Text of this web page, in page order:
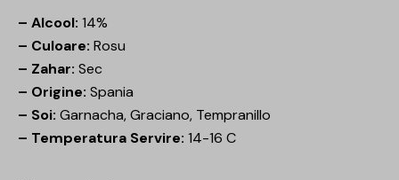
– Alcool: 14%
– Culoare: Rosu
– Zahar: Sec
– Origine: Spania
– Soi: Garnacha, Graciano, Tempranillo
– Temperatura Servire: 14-16 C